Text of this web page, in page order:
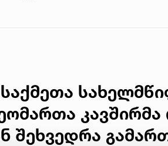
კავშირმა
შეხვედრა